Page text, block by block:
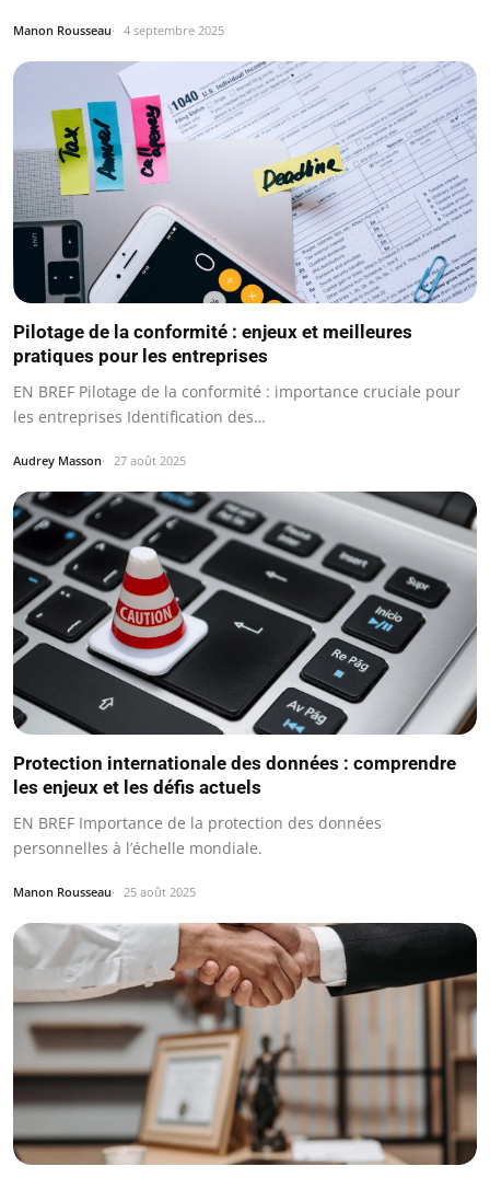
Manon Rousseau 4 septembre 2025
Pilotage de la conformité : enjeux et meilleures
pratiques pour les entreprises
EN BREF Pilotage de la conformité : importance cruciale pour
les entreprises Identification des…
Audrey Masson 27 août 2025
Protection internationale des données : comprendre
les enjeux et les défis actuels
EN BREF Importance de la protection des données
personnelles à l’échelle mondiale.
Manon Rousseau 25 août 2025